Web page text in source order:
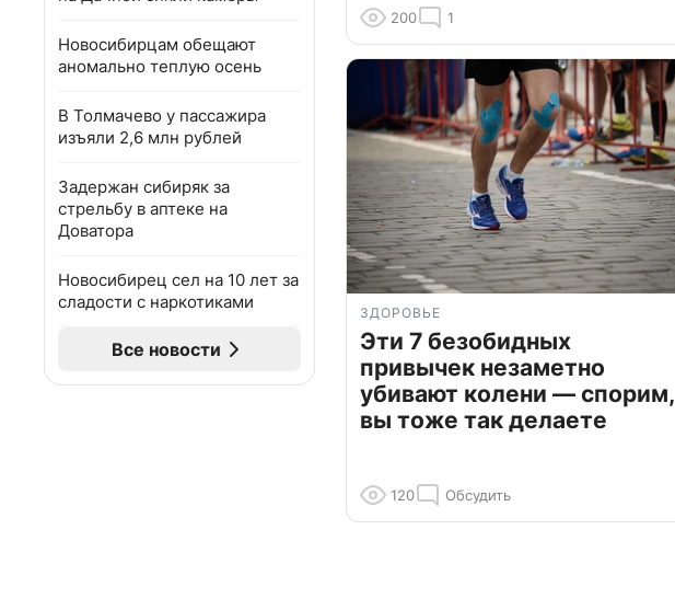
Новосибирцам обещают
аномально теплую осень
В Толмачево у пассажира
изъяли 2,6 млн рублей
Задержан сибиряк за
стрельбу в аптеке на
Доватора
Новосибирец сел на 10 лет за
сладости с наркотиками
Все новости
200 1
ЗДОРОВЬЕ
Эти 7 безобидных
привычек незаметно
убивают колени — спорим,
вы тоже так делаете
120 Обсудить